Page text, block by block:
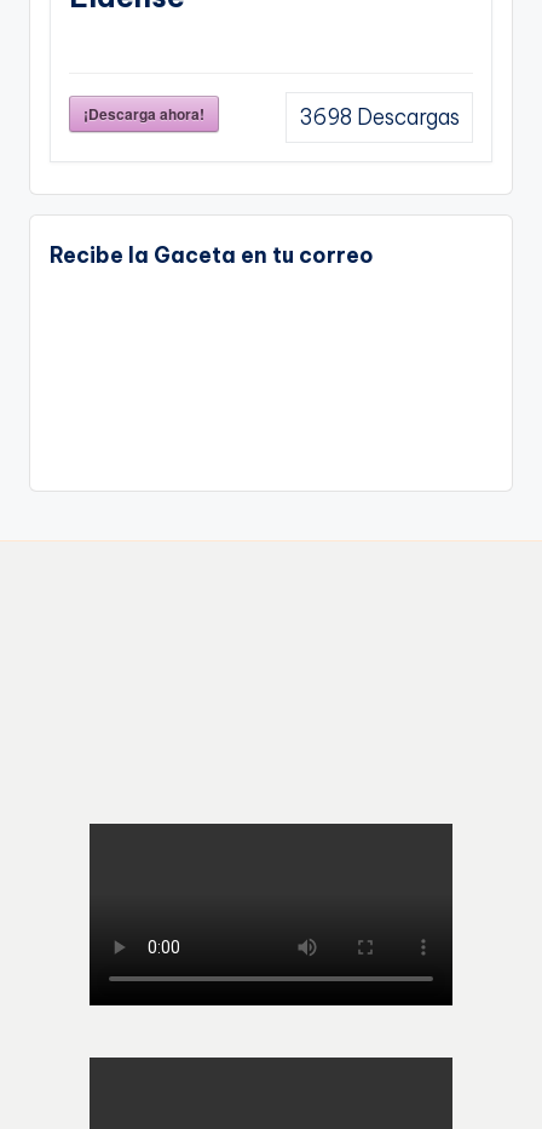
¡Descarga ahora! 3698 Descargas
Recibe la Gaceta en tu correo